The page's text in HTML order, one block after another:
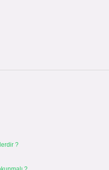
?